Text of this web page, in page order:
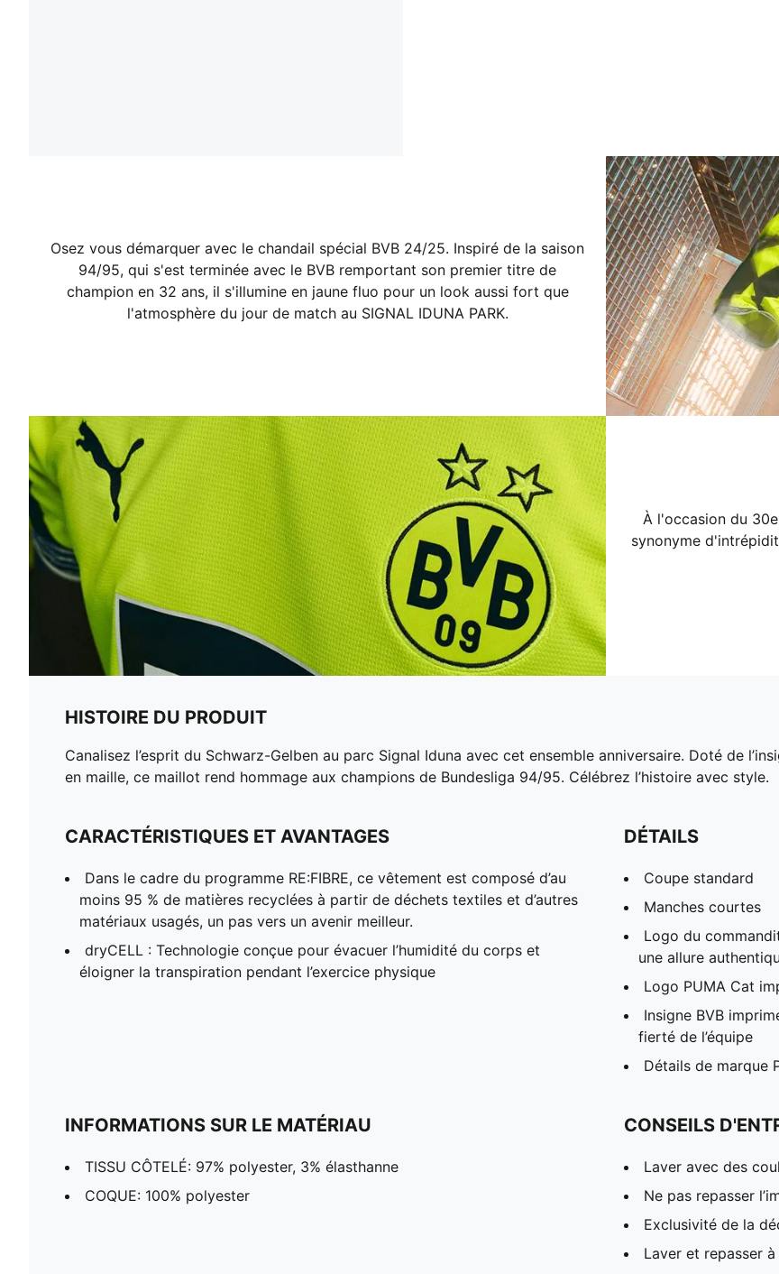
Osez vous démarquer avec le chandail spécial BVB 24/25. Inspiré de la saison
94/95, qui s'est terminée avec le BVB remportant son premier titre de
champion en 32 ans, il s'illumine en jaune fluo pour un look aussi fort que
l'atmosphère du jour de match au SIGNAL IDUNA PARK.
À l'occasion du
synonyme
HISTOIRE DU PRODUIT
Canalisez l’esprit du Schwarz-Gelben au parc Signal Iduna avec cet ensemble anniversaire. Doté de
en maille, ce maillot rend hommage aux champions de Bundesliga 94/95. Célébrez l’histoire avec style.
CARACTÉRISTIQUES ET AVANTAGES
Dans le cadre du programme RE:FIBRE, ce vêtement est composé d’au
moins 95 % de matières recyclées à partir de déchets textiles et d’autres
matériaux usagés, un pas vers un avenir meilleur.
dryCELL : Technologie conçue pour évacuer l’humidité du corps et
éloigner la transpiration pendant l’exercice physique
DÉTAILS
Coupe standard
Manches courtes
Logo du
une allure
Logo PUMA Cat
Insigne BVB
fierté de l’équipe
Détails de marque
INFORMATIONS SUR LE MATÉRIAU
TISSU CÔTELÉ: 97% polyester, 3% élasthanne
COQUE: 100% polyester
CONSEILS
Laver avec des
Ne pas repasser
Exclusivité de la
Laver et repasser à